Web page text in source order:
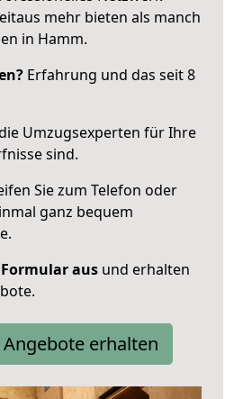
mehr bieten als manch
in Hamm.
Erfahrung und das seit 8
Umzugsexperten für Ihre
sind.
Sie zum Telefon oder
ganz bequem
aus und erhalten
erhalten